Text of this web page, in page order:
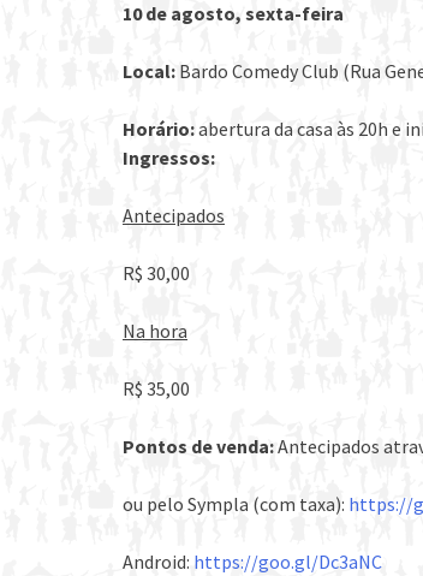
10 de agosto, sexta-feira
Local: Bardo Comedy Club (Rua
Horário:abertura da casa às 20h e
Ingressos:
Antecipados
R$ 30,00
Na hora
R$ 35,00
Pontos de venda:Antecipados
ou pelo Sympla (com taxa): https://
Android: https://goo.gl/Dc3aNC